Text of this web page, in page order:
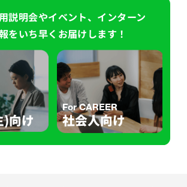
説明会やイベント、インターン
をいち早くお届けします！
向け
For CAREER
社会人向け